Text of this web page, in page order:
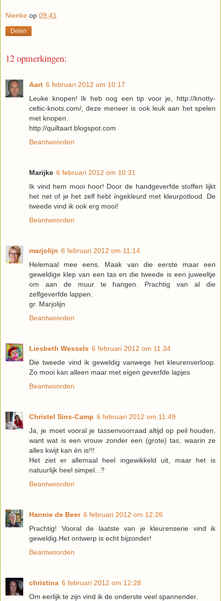
Nienke op 09:41
Delen
12 opmerkingen:
Aart 6 februari 2012 om 10:17
Leuke knopen! Ik heb nog een tip voor je, http://knotty-
celtic-knots.com/, deze meneer is ook leuk aan het spelen
met knopen.
http://quiltaart.blogspot.com
Beantwoorden
Marijke 6 februari 2012 om 10:31
Ik vind hem mooi hoor! Door de handgeverfde stoffen lijkt
het net of je het zelf hebt ingekleurd met kleurpotlood. De
tweede vind ik ook erg mooi!
Beantwoorden
marjolijn 6 februari 2012 om 11:14
Helemaal mee eens. Maak van die eerste maar een
geweldige klep van een tas en die tweede is een juweeltje
om aan de muur te hangen. Prachtig van al die
zelfgeverfde lappen.
gr. Marjolijn
Beantwoorden
Liesbeth Wessels 6 februari 2012 om 11:34
Die tweede vind ik geweldig vanwege het kleurenverloop.
Zo mooi kan alleen maar met eigen geverfde lapjes
Beantwoorden
Christel Sins-Camp 6 februari 2012 om 11:49
Ja, je moet vooral je tassenvoorraad altijd op peil houden,
want wat is een vrouw zonder een (grote) tas, waarin ze
alles kwijt kan èn is!!!
Het ziet er allemaal heel ingewikkeld uit, maar het is
natuurlijk heel simpel...?
Beantwoorden
Hannie de Beer 6 februari 2012 om 12:26
Prachtig! Vooral de laatste van je kleurenserie vind ik
geweldig.Het ontwerp is echt bijzonder!
Beantwoorden
christina 6 februari 2012 om 12:28
Om eerlijk te zijn vind ik de onderste veel spannender.